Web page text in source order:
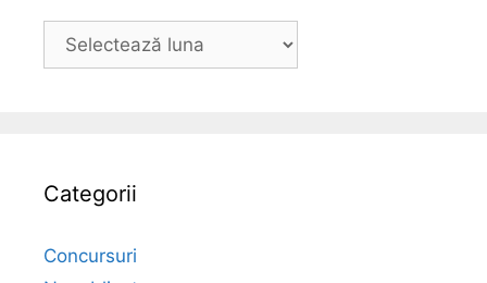
Arhiva
Categorii
Concursuri